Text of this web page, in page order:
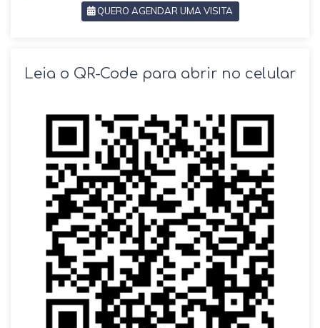
QUERO AGENDAR UMA VISITA
Leia o QR-Code para abrir no celular